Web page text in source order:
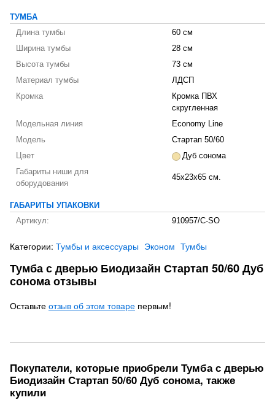
ТУМБА
Длина тумбы
60 см
Ширина тумбы
28 см
Высота тумбы
73 см
Материал тумбы
ЛДСП
Кромка
Кромка ПВХ
скругленная
Модельная линия
Economy Line
Модель
Стартап 50/60
Цвет
Дуб сонома
Габариты ниши для
оборудования
45x23x65 см.
ГАБАРИТЫ УПАКОВКИ
Артикул:
910957/C-SO
Категории: Тумбы и аксессуары Эконом Тумбы
Тумба с дверью Биодизайн Стартап 50/60 Дуб
сонома отзывы
Оставьте отзыв об этом товаре первым!
Покупатели, которые приобрели Тумба с дверью
Биодизайн Стартап 50/60 Дуб сонома, также
купили